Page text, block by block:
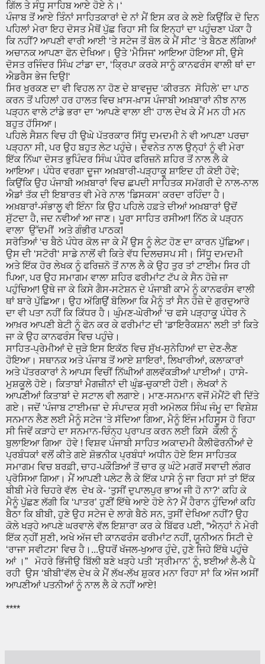
ਗਿੱਲ ਤੇ ਸੰਧੂ ਸਾਹਿਬ ਆਏ ਹੋਏ ਨੇ।‘
ਪੰਜਾਬ ਤੋਂ ਆਏ ਤਿੰਨਾਂ ਸਾਹਿਤਕਾਰਾਂ ਦੇ ਨਾਂ ਮੈਂ ਇਸ ਕਰ ਕੇ ਲਏ ਕਿਉਂਕਿ ਦੋ ਦਿਨ
ਪਹਿਲਾਂ ਮੇਰਾ ਇਹ ਦੋਸਤ ਮੈਥੋਂ ਪੁੱਛ ਰਿਹਾ ਸੀ ਕਿ ਇਨ੍ਹਾਂ ਦਾ ਪਹੁੰਚਣਾ ਪੱਕਾ ਹੈ
ਕਿ ਨਹੀਂ? ਆਪਣੀ ਵਾਰੀ ਆਈ ‘ਤੇ ਸਟੇਜ ਤੋਂ ਬੋਲ ਕੇ ਮੈਂ ਸੀਟ ‘ਤੇ ਬੈਠਣ ਲੱਗਿਆਂ
ਅਚਾਨਕ ਆਪਣਾ ਫੋਨ ਦੇਖਿਆ। ਉਤੇ ‘ਮੈਸਿਜ‘ ਆਇਆ ਹੋਇਆ ਸੀ, ਉਸੇ
ਦੋਸਤ ਰਜਿੰਦਰ ਸਿੰਘ ਟਾਂਡਾ ਦਾ, ‘ਕ੍ਰਿਪਾ ਕਰਕੇ ਸਾਨੂੰ ਕਾਨਫਰੰਸ ਵਾਲੀ ਥਾਂ ਦਾ
ਐਡਰੈਸ ਭੇਜ ਦਿਉ!‘
ਸਿਰ ਖੁਰਕਣ ਦਾ ਵੀ ਵਿਹਲ ਨਾ ਹੋਣ ਦੇ ਬਾਵਜੂਦ ‘ਕੀਰਤਨ ਸੋਹਿਲੇ’ ਦਾ ਪਾਠ
ਕਰਨ ਤੋਂ ਪਹਿਲਾਂ ਹਰ ਹਾਲਤ ਵਿਚ ਖ਼ਾਸ-ਖ਼ਾਸ ਪੰਜਾਬੀ ਅਖ਼ਬਾਰਾਂ ਨੀਝ ਨਾਲ
ਪੜ੍ਹਨ ਵਾਲੇ ਟਾਂਡੇ ਭਰਾ ਦਾ ‘ਆਪਣੇ ਵਾਲਾ ਈ‘ ਹਾਲ ਦੇਖ ਕੇ ਮੈਂ ਮਨ ਹੀ ਮਨ
ਬਹੁਤ ਹੱਸਿਆ।
ਪਹਿਲੇ ਸੈਸ਼ਨ ਵਿਚ ਹੀ ਉਘੇ ਪੱਤਰਕਾਰ ਸਿੱਧੂ ਦਮਦਮੀ ਨੇ ਵੀ ਆਪਣਾ ਪਰਚਾ
ਪੜ੍ਹਨਾ ਸੀ, ਪਰ ਉਹ ਬਹੁਤ ਲੇਟ ਪਹੁੰਚੇ। ਦੇਵਨੇਤ ਨਾਲ ਉਨ੍ਹਾਂ ਨੂੰ ਵੀ ਮੇਰਾ
ਇੱਕ ਨਿੱਘਾ ਦੋਸਤ ਭੁਪਿੰਦਰ ਸਿੰਘ ਪੰਧੇਰ ਫਰਿਜ਼ਨੋ ਸ਼ਹਿਰ ਤੋਂ ਨਾਲ ਲੈ ਕੇ
ਆਇਆ। ਪੰਧੇਰ ਵਰਗਾ ਦੂਜਾ ਅਖ਼ਬਾਰੀ-ਪੜ੍ਹਾਕੂ ਸ਼ਾਇਦ ਹੀ ਕੋਈ ਹੋਵੇ;
ਕਿਉਂਕਿ ਉਹ ਪੰਜਾਬੀ ਅਖ਼ਬਾਰਾਂ ਵਿਚ ਛਪਦੀ ਸਾਹਿਤਕ ਸਮੱਗਰੀ ਦੇ ਨਾਲ-ਨਾਲ
ਐਡਾਂ ਤੱਕ ਦੀ ਇਬਾਰਤ ਵੀ ਮੇਰੇ ਨਾਲ ‘ਡਿਸਕਸ‘ ਕਰਦਾ ਰਹਿੰਦਾ ਹੈ।
ਅਖ਼ਬਾਰਾਂ-ਸੰਭਾਲੂ ਵੀ ਇੰਨਾ ਕਿ ਉਹ ਪਹਿਲੇ ਹਫ਼ਤੇ ਦੀਆਂ ਅਖ਼ਬਾਰਾਂ ਉਦੋਂ
ਸੁੱਟਦਾ ਹੈ, ਜਦ ਨਵੀਆਂ ਆ ਜਾਣ। ਪੂਰਾ ਸਾਹਿਤ ਰਸੀਆ! ਨਿੱਠ ਕੇ ਪੜ੍ਹਨ
ਵਾਲਾ ਉੱਦਮੀਂ ਅਤੇ ਗੰਭੀਰ ਪਾਠਕ!
ਸਰੋਤਿਆਂ ‘ਚ ਬੈਠੇ ਪੰਧੇਰ ਕੋਲ ਜਾ ਕੇ ਮੈਂ ਉਸ ਨੂੰ ਲੇਟ ਹੋਣ ਦਾ ਕਾਰਨ ਪੁੱਛਿਆ।
ਉਸ ਦੀ ‘ਸਟੋਰੀ‘ ਸਾਡੇ ਨਾਲੋਂ ਵੀ ਕਿਤੇ ਵੱਧ ਦਿਲਚਸਪ ਸੀ। ਸਿੱਧੂ ਦਮਦਮੀ
ਅਤੇ ਇੱਕ ਹੋਰ ਲੇਖਕ ਨੂੰ ਫਰਿਜ਼ਨੋ ਤੋਂ ਨਾਲ ਲੈ ਕੇ ਉਹ ਤੁਰ ਤਾਂ ਟਾਈਮ ਸਿਰ ਹੀ
ਪਿਆ, ਪਰ ਉਹ ਸਮਾਗਮ ਵਾਲਾ ਸ਼ਹਿਰ ਫਰੀਮਾਂਟ ਟੱਪ ਕੇ ਸੈਨ ਹੋਜ਼ੇ ਜਾ
ਪਹੁੰਚਿਆ! ਉਥੇ ਜਾ ਕੇ ਕਿਸੇ ਗੈਸ-ਸਟੇਸ਼ਨ ਦੇ ਪੰਜਾਬੀ ਕਾਮੇ ਨੂੰ ਕਾਨਫਰੰਸ ਵਾਲੀ
ਥਾਂ ਬਾਰੇ ਪੁੱਛਿਆ। ਉਹ ਅੱਗਿਉਂ ਬੋਲਿਆ ਕਿ ਮੈਨੂੰ ਤਾਂ ਸੈਨ ਹੋਜ਼ੇ ਦੇ ਗੁਰਦੁਆਰੇ
ਦਾ ਵੀ ਪਤਾ ਨਹੀਂ ਕਿ ਕਿੱਧਰ ਹੈ। ਘੁੰਮਣ-ਘੇਰੀਆਂ ‘ਚ ਫਸੇ ਪੜ੍ਹਾਕੂ ਪੰਧੇਰ ਨੇ
ਆਖ਼ਰ ਆਪਣੀ ਬੇਟੀ ਨੂੰ ਫੋਨ ਕਰ ਕੇ ਫਰੀਮਾਂਟ ਦੀ ‘ਡਾਇਰੈਕਸ਼ਨ‘ ਲਈ ਤਾਂ ਕਿਤੇ
ਜਾ ਕੇ ਉਹ ਕਾਨਫਰੰਸ ਵਿਚ ਪਹੁੰਚੇ।
ਸਾਹਿਤ-ਪ੍ਰੇਮੀਆਂ ਦੇ ਜੁੜੇ ਇਸ ਇਕੱਠ ਵਿਚ ਸੁੱਖ-ਸੁਨੇਹਿਆਂ ਦਾ ਦੇਣ-ਲੈਣ
ਹੋਇਆ। ਸਥਾਨਕ ਅਤੇ ਪੰਜਾਬ ਤੋਂ ਆਏ ਸ਼ਾਇਰਾਂ, ਲਿਖਾਰੀਆਂ, ਕਲਾਕਾਰਾਂ
ਅਤੇ ਪੱਤਰਕਾਰਾਂ ਨੇ ਆਪਸ ਵਿਚੀਂ ਨਿੱਘੀਆਂ ਗਲਵੱਕੜੀਆਂ ਪਾਈਆਂ। ਹਾਸੇ-
ਮੁਸ਼ਕੂਲੇ ਹੋਏ। ਕਿਤਾਬਾਂ ਮੈਗਜ਼ੀਨਾਂ ਦੀ ਘੁੰਡ-ਚੁਕਾਈ ਹੋਈ। ਲੇਖਕਾਂ ਨੇ
ਆਪਣੀਆਂ ਕਿਤਾਬਾਂ ਦੇ ਸਟਾਲ ਵੀ ਲਗਾਏ। ਮਾਣ-ਸਨਮਾਨ ਵਜੋਂ ਮੋਮੈਂਟੋ ਵੀ ਦਿੱਤੇ
ਗਏ। ਜਦੋਂ ‘ਪੰਜਾਬ ਟਾਈਮਜ਼‘ ਦੇ ਸੰਪਾਦਕ ਸ੍ਰੀ ਅਮੋਲਕ ਸਿੰਘ ਜੰਮੂ ਦਾ ਵਿਸ਼ੇਸ਼
ਸਨਮਾਨ ਲੈਣ ਲਈ ਮੈਨੂੰ ਸਟੇਜ ‘ਤੇ ਸੱਦਿਆ ਗਿਆ, ਮੈਨੂੰ ਇੰਜ ਮਹਿਸੂਸ ਹੋ ਰਿਹਾ
ਸੀ ਜਿਵੇਂ ਕੜਾਹੇ ਦਾ ਸਨਮਾਨ-ਚਿੰਨ੍ਹ ਪ੍ਰਾਪਤ ਕਰਨ ਲਈ ਕਿਸੇ ਕੌਲੀ ਨੂੰ
ਬੁਲਾਇਆ ਗਿਆ ਹੋਵੇ ! ਵਿਸ਼ਵ ਪੰਜਾਬੀ ਸਾਹਿਤ ਅਕਾਦਮੀ ਕੈਲੀਫੋਰਨੀਆਂ ਦੇ
ਪ੍ਰਬੰਧਕਾਂ ਵਲੋਂ ਕੀਤੇ ਗਏ ਸ਼ੋਭਨੀਕ ਪ੍ਰਬੰਧਾਂ ਅਧੀਨ ਹੋਏ ਇਸ ਸਾਹਿਤਕ
ਸਮਾਗਮ ਵਿਚ ਬਰਫ਼ੀ, ਚਾਹ-ਪਕੌੜਿਆਂ ਤੋਂ ਚਾਰ ਕੁ ਘੰਟੇ ਮਗਰੋਂ ਸਵਾਦੀ ਲੰਗਰ
ਪ੍ਰੋਸਿਆ ਗਿਆ। ਮੈਂ ਆਪਣੀ ਪਲੇਟ ਲੈ ਕੇ ਇੱਕ ਪਾਸੇ ਨੂੰ ਜਾ ਰਿਹਾ ਸਾਂ ਤਾਂ ਇੱਕ
ਬੀਬੀ ਮੇਰੇ ਚਿਹਰੇ ਵੱਲ ਦੇਖ ਕੇ- ‘ਤੁਸੀਂ ਦੁਪਾਲਪੁਰ ਭਾਅ ਜੀ ਹੋ ਨਾ?‘ ਕਹਿ ਕੇ
ਮੈਨੂੰ ਪੁੱਛਣ ਲੱਗੀ ਕਿ ‘ਪਾਤਰ’ ਹੁਣੀਂ ਇੱਥੇ ਆਏ ਹੋਏ ਨੇ? ਮੈਂ ਹੈਰਾਨ ਹੁੰਦਿਆਂ ਕਹਿ
ਬੈਠਾ ਕਿ ਬੀਬੀ, ਹੁਣੇ ਉਹ ਸਟੇਜ ਦੇ ਲਾਗੇ ਬੈਠੇ ਸਨ, ਤੁਸੀਂ ਦੇਖਿਆ ਨਹੀਂ? ਉਹ
ਕੋਲੇ ਖੜ੍ਹੇ ਆਪਣੇ ਘਰਵਾਲੇ ਵੱਲ ਇਸ਼ਾਰਾ ਕਰ ਕੇ ਬਿੱਫਰ ਪਈ, “ਐਨ੍ਹਾਂ ਨੇ ਮੇਰੀ
ਇੱਕ ਨ੍ਹੀਂ ਸੁਣੀ, ਅਖੇ ਅੱਜ ਦੀ ਕਾਨਫਰੰਸ ਫਰੀਮਾਂਟ ਨਹੀਂ, ਯੂਨੀਅਨ ਸਿਟੀ ਦੇ
‘ਰਾਜਾ ਸਵੀਟਸ‘ ਵਿਚ ਹੈ।...ਉਧਰੋਂ ਖੱਜਲ-ਖੁਆਰ ਹੁੰਦੇ, ਹੁਣੇ ਜਿਹੇ ਇੱਥੇ ਪਹੁੰਚੇ
ਆਂ ।” ਮੋਹਰੇ ਭਿੱਜੀਉ ਬਿੱਲੀ ਬਣੇ ਖੜ੍ਹੇ ਪਤੀ ‘ਸ੍ਰੀਮਾਨ’ ਨੂੰ, ਝਈਆਂ ਲੈ-ਲੈ ਪੈ
ਰਹੀ ਉਸ ‘ਬੀਬੀ’ਵੱਲ ਦੇਖ ਕੇ ਮੈਂ ਲੱਖ-ਲੱਖ ਸ਼ੁਕਰ ਮਨਾ ਰਿਹਾ ਸਾਂ ਕਿ ਅੱਜ ਅਸੀਂ
ਆਪਣੀਆਂ ਪਤਨੀਆਂ ਨੂੰ ਨਾਲ ਲੈ ਕੇ ਨਹੀਂ ਆਏ!
****